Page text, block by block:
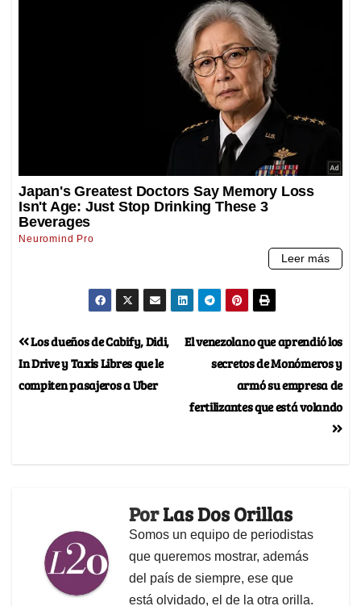
El venezolano que aprendió los
secretos de Monómeros y
armó su empresa de
fertilizantes que está volando
Los dueños de Cabify, Didi,
In Drive y Taxis Libres que le
compiten pasajeros a Uber
PorLas Dos Orillas
Somos un equipo de periodistas
que queremos mostrar, además
del país de siempre, ese que
está olvidado, el de la otra orilla.